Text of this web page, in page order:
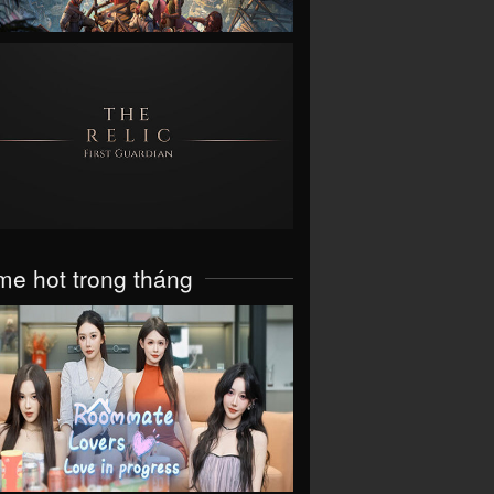
VIEW
hot trong tháng
VIEW